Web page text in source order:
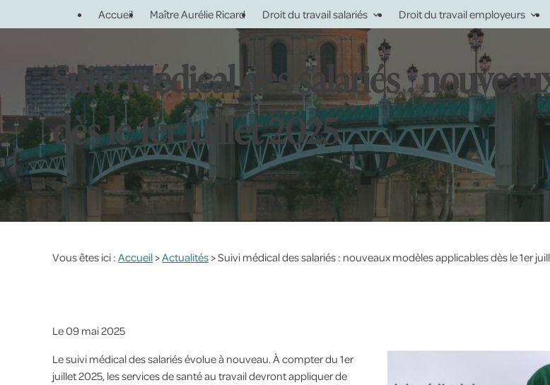
Accueil Maître Aurélie Ricard Droit du travail salariés Droit du travail employeurs
Suivi médical des salariés :
dès le 1er juillet 2025
Vous êtes ici : Accueil >Actualités > Suivi médical des salariés : nouveaux modèles applicables dès le 1er
Le09 mai 2025
Le suivi médical des salariés évolue à nouveau. À compter du 1er
juillet 2025, les services de santé au travail devront appliquer de
Panneau de gestion des cookies